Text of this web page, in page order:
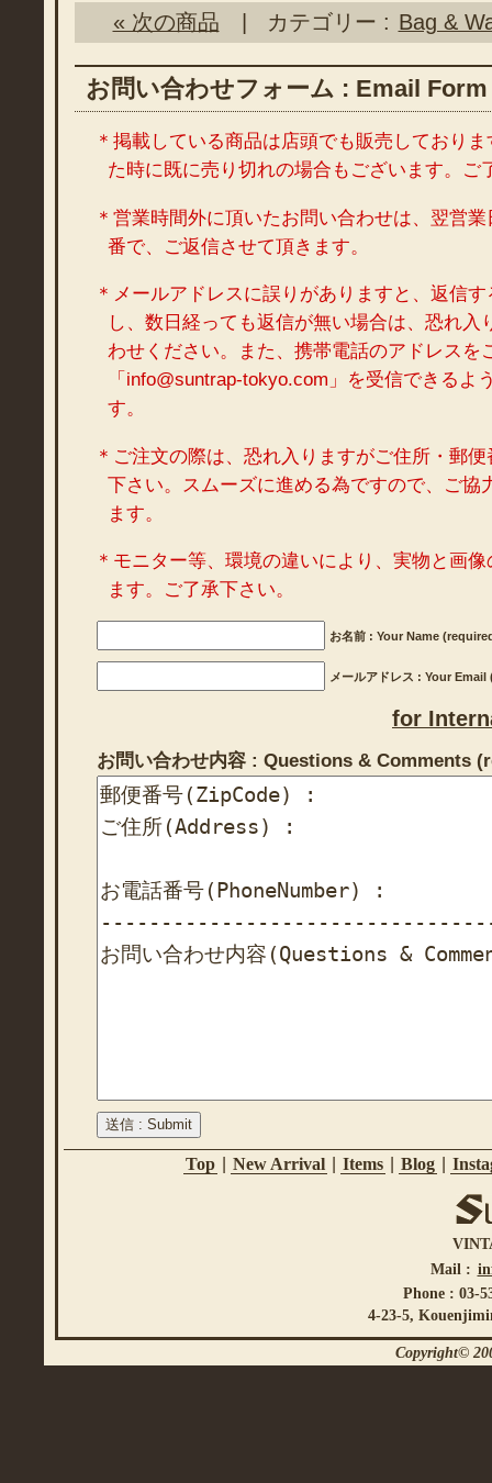
« 次の商品
| カテゴリー : Bag &
お問い合わせフォーム : Email Form
＊掲載している商品は店頭でも販売しており
た時に既に売り切れの場合もございます。ご
＊営業時間外に頂いたお問い合わせは、翌営
番で、ご返信させて頂きます。
＊メールアドレスに誤りがありますと、返信
し、数日経っても返信が無い場合は、恐れ入
わせください。また、携帯電話のアドレスを
「info@suntrap-tokyo.com」を受信できるよ
す。
＊ご注文の際は、恐れ入りますがご住所・郵
下さい。スムーズに進める為ですので、ご協
ます。
＊モニター等、環境の違いにより、実物と画
ます。ご了承下さい。
お名前 : Your Name
メールアドレス : Your
for
お問い合わせ内容 : Questions & Comments
Top New Arrival Items Blog
Mail :
Phone : 03-
4-23-5,
Copyright©